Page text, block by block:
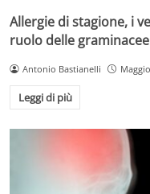
Allergie di stagione, i
ruolo delle graminacee
Antonio Bastianelli
Leggi di più